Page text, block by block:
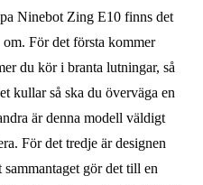
Ninebot Zing E10 finns det
om. För det första kommer
du kör i branta lutningar, så
kullar så ska du överväga en
är denna modell väldigt
För det tredje är designen
gör det till en